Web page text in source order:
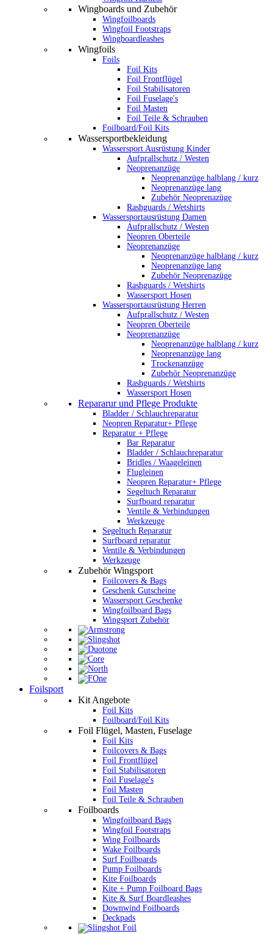
Wingboards und Zubehör
Wingfoilboards
Wingfoil Footstraps
Wingboardleashes
Wingfoils
Foils
Foil Kits
Foil Frontflügel
Foil Stabilisatoren
Foil Fuselage's
Foil Masten
Foil Teile & Schrauben
Foilboard/Foil Kits
Wassersportbekleidung
Wassersport Ausrüstung Kinder
Aufprallschutz / Westen
Neoprenanzüge
Neoprenanzüge halblang / kurz
Neoprenanzüge lang
Zubehör Neoprenazüge
Rashguards / Wetshirts
Wassersportausrüstung Damen
Aufprallschutz / Westen
Neopren Oberteile
Neoprenanzüge
Neoprenanzüge halblang / kurz
Neoprenanzüge lang
Zubehör Neoprenazüge
Rashguards / Wetshirts
Wassersport Hosen
Wassersportausrüstung Herren
Aufprallschutz / Westen
Neopren Oberteile
Neoprenanzüge
Neoprenanzüge halblang / kurz
Neoprenanzüge lang
Trockenanzüge
Zubehör Neoprenanzüge
Rashguards / Wetshirts
Wassersport Hosen
Repararur und Pflege Produkte
Bladder / Schlauchreparatur
Neopren Reparatur+ Pflege
Reparatur + Pflege
Bar Reparatur
Bladder / Schlauchreparatur
Bridles / Waageleinen
Flugleinen
Neopren Reparatur+ Pflege
Segeltuch Reparatur
Surfboard reparatur
Ventile & Verbindungen
Werkzeuge
Segeltuch Reparatur
Surfboard reparatur
Ventile & Verbindungen
Werkzeuge
Zubehör Wingsport
Foilcovers & Bags
Geschenk Gutscheine
Wassersport Geschenke
Wingfoilboard Bags
Wingsport Zubehör
Foilsport
Kit Angebote
Foil Kits
Foilboard/Foil Kits
Foil Flügel, Masten, Fuselage
Foil Kits
Foilcovers & Bags
Foil Frontflügel
Foil Stabilisatoren
Foil Fuselage's
Foil Masten
Foil Teile & Schrauben
Foilboards
Wingfoilboard Bags
Wingfoil Footstraps
Wing Foilboards
Wake Foilboards
Surf Foilboards
Pump Foilboards
Kite Foilboards
Kite + Pump Foilboard Bags
Kite & Surf Boardleashes
Downwind Foilboards
Deckpads